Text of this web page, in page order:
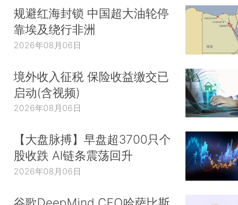
规避红海封锁 中国超大油轮停
靠埃及绕行非洲
2026年08月06日
境外收入征税 保险收益缴交已
启动(含视频)
2026年08月06日
【大盘脉搏】早盘超3700只个
股收跌 AI链条震荡回升
2026年08月06日